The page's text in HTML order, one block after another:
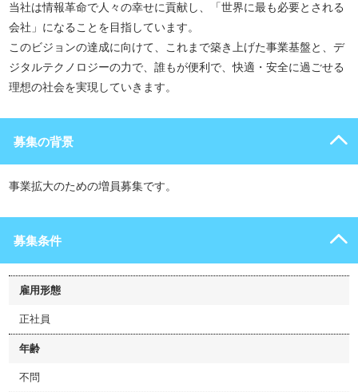
当社は情報革命で人々の幸せに貢献し、「世界に最も必要とされる
会社」になることを目指しています。
このビジョンの達成に向けて、これまで築き上げた事業基盤と、デ
ジタルテクノロジーの力で、誰もが便利で、快適・安全に過ごせる
理想の社会を実現していきます。
募集の背景
事業拡大のための増員募集です。
募集条件
雇用形態
正社員
年齢
不問